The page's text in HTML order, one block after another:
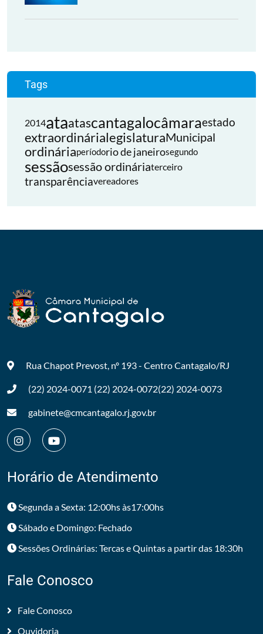
Tags
2014ataatascantagalocâmaraestado
extraordinárialegislaturaMunicipal
ordináriaperíodorio de janeirosegundo
sessãosessão ordináriaterceiro
transparênciavereadores
Rua Chapot Prevost, nº 193 - CentroCantagalo/RJ
(22) 2024-0071 (22) 2024-0072(22) 2024-0073
gabinete@cmcantagalo.rj.gov.br
Horário de Atendimento
Segunda a Sexta: 12:00hs às17:00hs
Sábado e Domingo: Fechado
Sessões Ordinárias: Tercas e Quintas a partir das 18:30h
Fale Conosco
Fale Conosco
Ouvidoria